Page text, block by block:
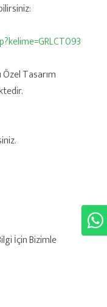
Tasarım
İçin Bizimle